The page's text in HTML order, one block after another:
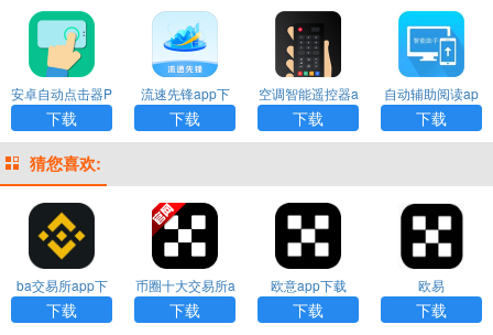
安卓自动点击器P
ro下载
下载
流速先锋app下
载
下载
空调智能遥控器a
pp下载
下载
自动辅助阅读ap
p下载
下载
猜您喜欢:
ba交易所app下
载
下载
币圈十大交易所a
pp下载
下载
欧意app下载
下载
欧易
下载